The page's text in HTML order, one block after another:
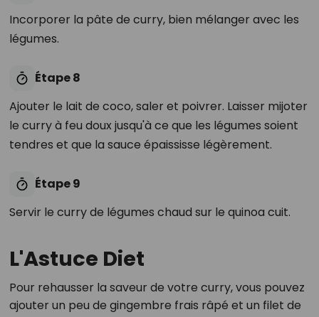
Incorporer la pâte de curry, bien mélanger avec les
légumes.
Étape 8
Ajouter le lait de coco, saler et poivrer. Laisser mijoter
le curry à feu doux jusqu'à ce que les légumes soient
tendres et que la sauce épaississe légèrement.
Étape 9
Servir le curry de légumes chaud sur le quinoa cuit.
L'Astuce Diet
Pour rehausser la saveur de votre curry, vous pouvez
ajouter un peu de gingembre frais râpé et un filet de